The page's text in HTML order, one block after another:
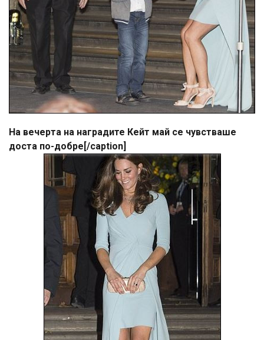
На вечерта на наградите Кейт май се чувстваше
доста по-добре[/caption]